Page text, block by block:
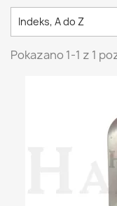
Indeks, A do Z
Pokazano 1-1 z 1